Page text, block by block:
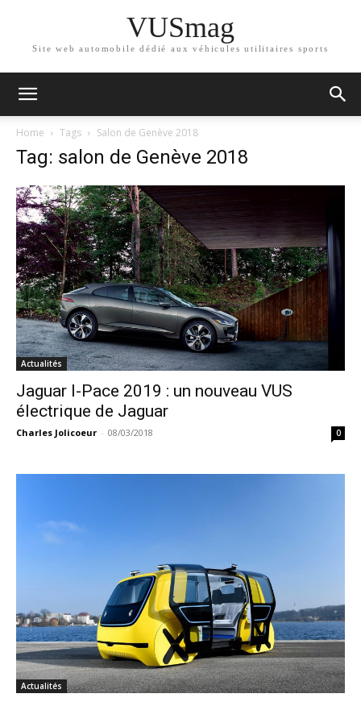
VUSmag
Site web automobile dédié aux véhicules utilitaires sports
Home Tags Salon de Genève 2018
Tag: salon de Genève 2018
Actualités
Jaguar I-Pace 2019 : un nouveau VUS
électrique de Jaguar
Charles Jolicoeur - 08/03/2018 0
Actualités